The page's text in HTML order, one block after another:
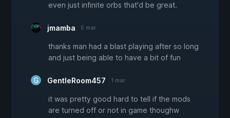
even just infinite orbs that'd be great.
jmamba 5 mar
thanks man had a blast playing after so long
and just being able to have a bit of fun
GentleRoom457 1 mar
it was pretty good hard to tell if the mods
are turned off or not in game thoughw